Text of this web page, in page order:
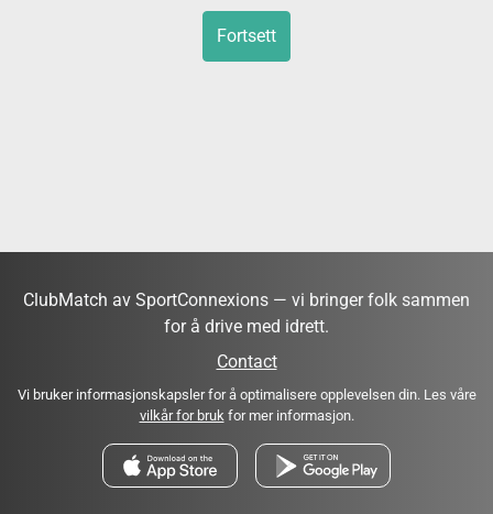
Fortsett
ClubMatch av SportConnexions — vi bringer folk sammen
for å drive med idrett.
Contact
Vi bruker informasjonskapsler for å optimalisere opplevelsen din. Les våre
vilkår for brukfor mer informasjon.